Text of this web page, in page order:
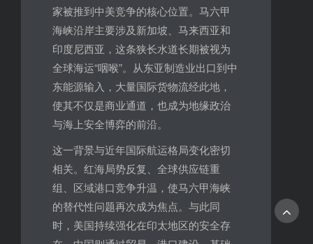
家被推到中美竞争的核心位置。马六甲
海峡沿岸主要涉及新加坡、马来西亚和
印度尼西亚，这条狭长水道长期被视为
全球海运“咽喉”。从东亚制造业出口到中
东能源输入，大量国际货物流经此地，
使其不仅是商业通道，也成为地缘政治
与海上安全博弈的前沿。
这一背景与近年国际航运格局变化密切
相关。红海局势反复、全球供应链重
组、区域港口竞争升温，使马六甲海峡
的替代性问题再次成为焦点。与此同
时，美国持续强化在印太地区的安全存